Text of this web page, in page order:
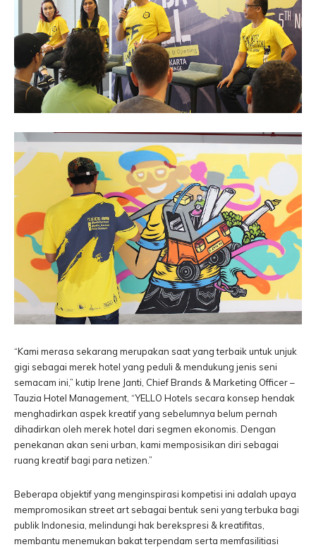
“Kami merasa sekarang merupakan saat yang terbaik untuk unjuk
gigi sebagai merek hotel yang peduli & mendukung jenis seni
semacam ini,” kutip Irene Janti, Chief Brands & Marketing Officer –
Tauzia Hotel Management, “YELLO Hotels secara konsep hendak
menghadirkan aspek kreatif yang sebelumnya belum pernah
dihadirkan oleh merek hotel dari segmen ekonomis. Dengan
penekanan akan seni urban, kami memposisikan diri sebagai
ruang kreatif bagi para netizen.”
Beberapa objektif yang menginspirasi kompetisi ini adalah upaya
mempromosikan street art sebagai bentuk seni yang terbuka bagi
publik Indonesia, melindungi hak berekspresi & kreatifitas,
membantu menemukan bakat terpendam serta memfasilitiasi